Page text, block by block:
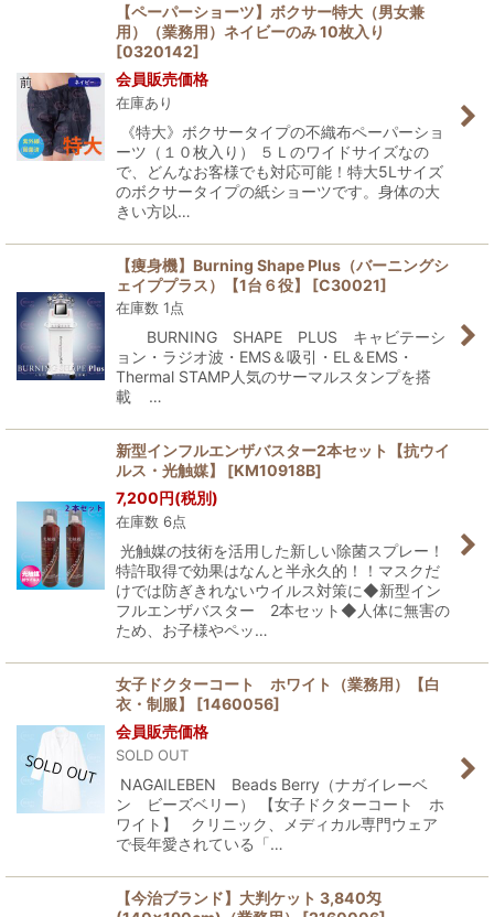
【ペーパーショーツ】ボクサー特大（男女兼
用）（業務用）ネイビーのみ 10枚入り
[0320142]
会員販売価格
在庫あり
《特大》ボクサータイプの不織布ペーパーショ
ーツ（１０枚入り） ５Ｌのワイドサイズなの
で、どんなお客様でも対応可能！特大5Lサイズ
のボクサータイプの紙ショーツです。身体の大
きい方以…
【痩身機】Burning Shape Plus（バーニングシ
ェイププラス）【1台６役】
[C30021]
在庫数 1点
BURNING SHAPE PLUS キャビテーシ
ョン・ラジオ波・EMS＆吸引・EL＆EMS・
Thermal STAMP人気のサーマルスタンプを搭
載 …
新型インフルエンザバスター2本セット【抗ウイ
ルス・光触媒】
[KM10918B]
7,200円(税別)
在庫数 6点
光触媒の技術を活用した新しい除菌スプレー！
特許取得で効果はなんと半永久的！！マスクだ
けでは防ぎきれないウイルス対策に◆新型イン
フルエンザバスター 2本セット◆人体に無害の
ため、お子様やペッ…
女子ドクターコート ホワイト（業務用）【白
衣・制服】
[1460056]
会員販売価格
SOLD OUT
NAGAILEBEN Beads Berry（ナガイレーベ
ン ビーズベリー） 【女子ドクターコート ホ
ワイト】 クリニック、メディカル専門ウェア
で長年愛されている「…
【今治ブランド】大判ケット 3,840匁